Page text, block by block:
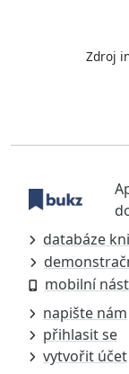
Zdroj
databáze
mobilní
napište nám
přihlasit se
vytvořit účet